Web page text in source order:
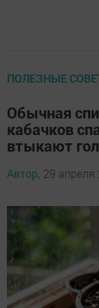
ПОЛЕЗНЫЕ
Обычная
кабачков
втыкают
Автор, 29 апреля